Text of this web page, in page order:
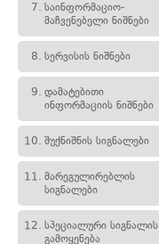
7. საინფორმაციო-
მაჩვენებელი ნიშნები
8. სერვისის ნიშნები
9. დამატებითი
ინფორმაციის ნიშნები
10. შუქნიშნის სიგნალები
11. მარეგულირებლის
სიგნალები
12. სპეციალური სიგნალის
გამოყენება